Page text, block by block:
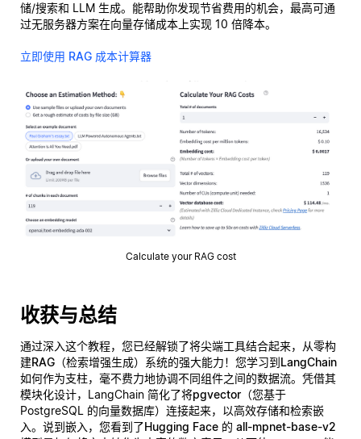
储/搜索和 LLM 生成。能帮助你发现节省费用的机会，最高可通
过无服务器方案在向量存储成本上实现 10 倍降本。
立即使用 RAG 成本计算器
Calculate your RAG cost
收获与总结
通过深入这个教程，您已经解锁了将尖端工具结合起来，从零构
建RAG（检索增强生成） 系统的强大能力！您学习到LangChain
如何作为支柱，毫不费力地协调不同组件之间的数据流。凭借其
模块化设计，LangChain 简化了将pgvector （您基于
PostgreSQL 的向量数据库）连接起来，以高效存储和检索嵌
入。说到嵌入，您看到了Hugging Face 的 all-mpnet-base-v2